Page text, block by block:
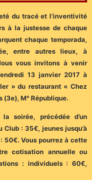
du tracé et l’inventivité
à la justesse de chaque
chaque temporada,
entre autres lieux, à
vous invitons à venir
13 janvier 2017 à
» du restaurant « Chez
(3e), M° République.
soirée, précédée d’un
: 35€, jeunes jusqu’à
50€. Vous pourrez à cette
cotisation annuelle ou
: individuels : 60€,